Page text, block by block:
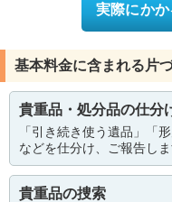
実際にか
基本料金に含まれる片
貴重品・処分品の仕分
「引き続き使う遺品」「
などを仕分け、ご報告しま
貴重品の捜索